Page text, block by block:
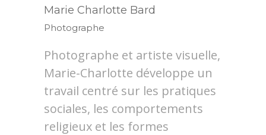
Marie Charlotte Bard
Photographe
Photographe et artiste visuelle,
Marie-Charlotte développe un
travail centré sur les pratiques
sociales, les comportements
religieux et les formes